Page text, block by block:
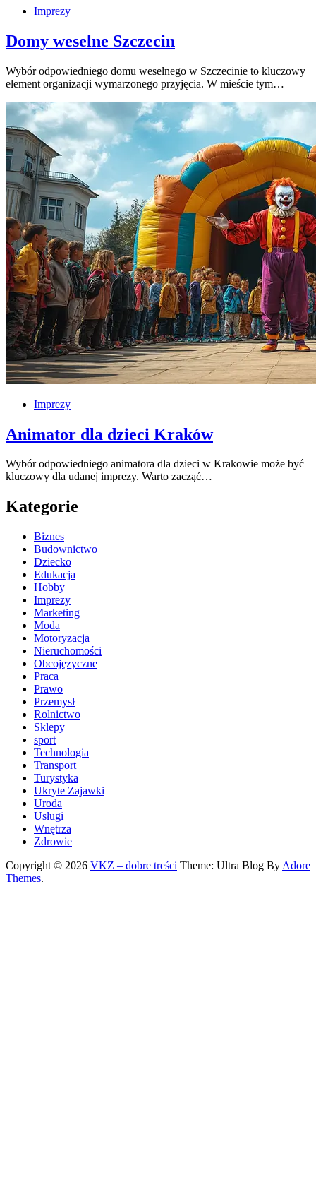
Imprezy
Domy weselne Szczecin
Wybór odpowiedniego domu weselnego w Szczecinie to kluczowy
element organizacji wymarzonego przyjęcia. W mieście tym…
Imprezy
Animator dla dzieci Kraków
Wybór odpowiedniego animatora dla dzieci w Krakowie może być
kluczowy dla udanej imprezy. Warto zacząć…
Kategorie
Biznes
Budownictwo
Dziecko
Edukacja
Hobby
Imprezy
Marketing
Moda
Motoryzacja
Nieruchomości
Obcojęzyczne
Praca
Prawo
Przemysł
Rolnictwo
Sklepy
sport
Technologia
Transport
Turystyka
Ukryte Zajawki
Uroda
Usługi
Wnętrza
Zdrowie
Copyright © 2026 VKZ – dobre treści Theme: Ultra Blog By Adore
Themes.